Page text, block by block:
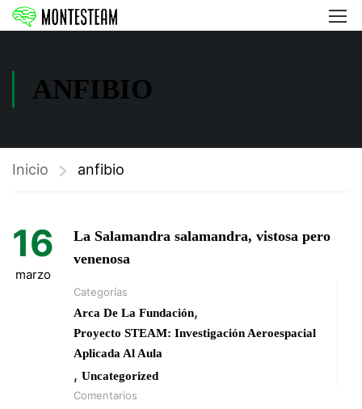
ANFIBIO
Inicio anfibio
16
marzo
La Salamandra salamandra, vistosa pero
venenosa
Categorías
Arca De La Fundación,
Proyecto STEAM: Investigación Aeroespacial
Aplicada Al Aula
, Uncategorized
Comentarios